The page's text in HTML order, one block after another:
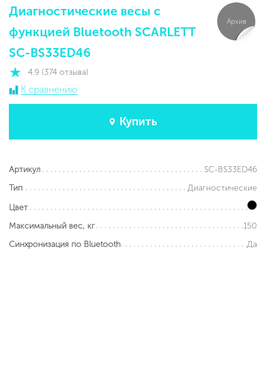
Диагностические весы с
функцией Bluetooth SCARLETT
SC-BS33ED46
4.9 (374 отзыва)
К сравнению
Купить
Архив
Артикул
SC-BS33ED46
Тип
Диагностические
Цвет
Максимальный вес, кг
150
Синхронизация по Bluetooth
Да